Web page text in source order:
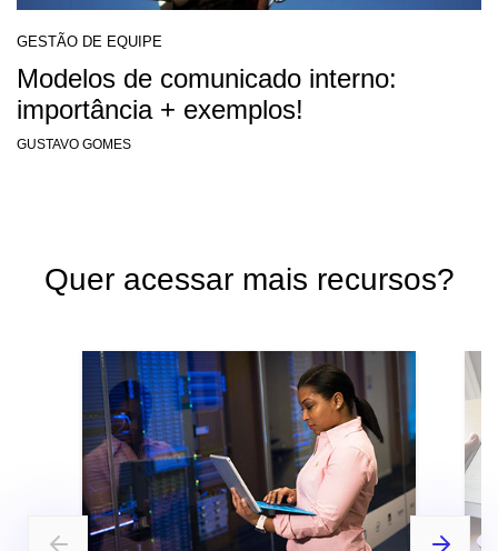
GESTÃO DE EQUIPE
Modelos de comunicado interno:
importância + exemplos!
GUSTAVO GOMES
Quer acessar mais recursos?